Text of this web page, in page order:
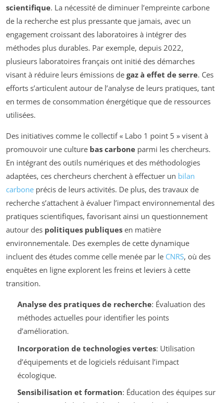
scientifique. La nécessité de diminuer l’empreinte carbone
de la recherche est plus pressante que jamais, avec un
engagement croissant des laboratoires à intégrer des
méthodes plus durables. Par exemple, depuis 2022,
plusieurs laboratoires français ont initié des démarches
visant à réduire leurs émissions de gaz à effet de serre. Ces
efforts s’articulent autour de l’analyse de leurs pratiques, tant
en termes de consommation énergétique que de ressources
utilisées.
Des initiatives comme le collectif « Labo 1 point 5 » visent à
promouvoir une culture bas carbone parmi les chercheurs.
En intégrant des outils numériques et des méthodologies
adaptées, ces chercheurs cherchent à effectuer un bilan
carbone précis de leurs activités. De plus, des travaux de
recherche s’attachent à évaluer l’impact environnemental des
pratiques scientifiques, favorisant ainsi un questionnement
autour des politiques publiques en matière
environnementale. Des exemples de cette dynamique
incluent des études comme celle menée par le CNRS, où des
enquêtes en ligne explorent les freins et leviers à cette
transition.
Analyse des pratiques de recherche: Évaluation des
méthodes actuelles pour identifier les points
d’amélioration.
Incorporation de technologies vertes: Utilisation
d’équipements et de logiciels réduisant l’impact
écologique.
Sensibilisation et formation: Éducation des équipes sur